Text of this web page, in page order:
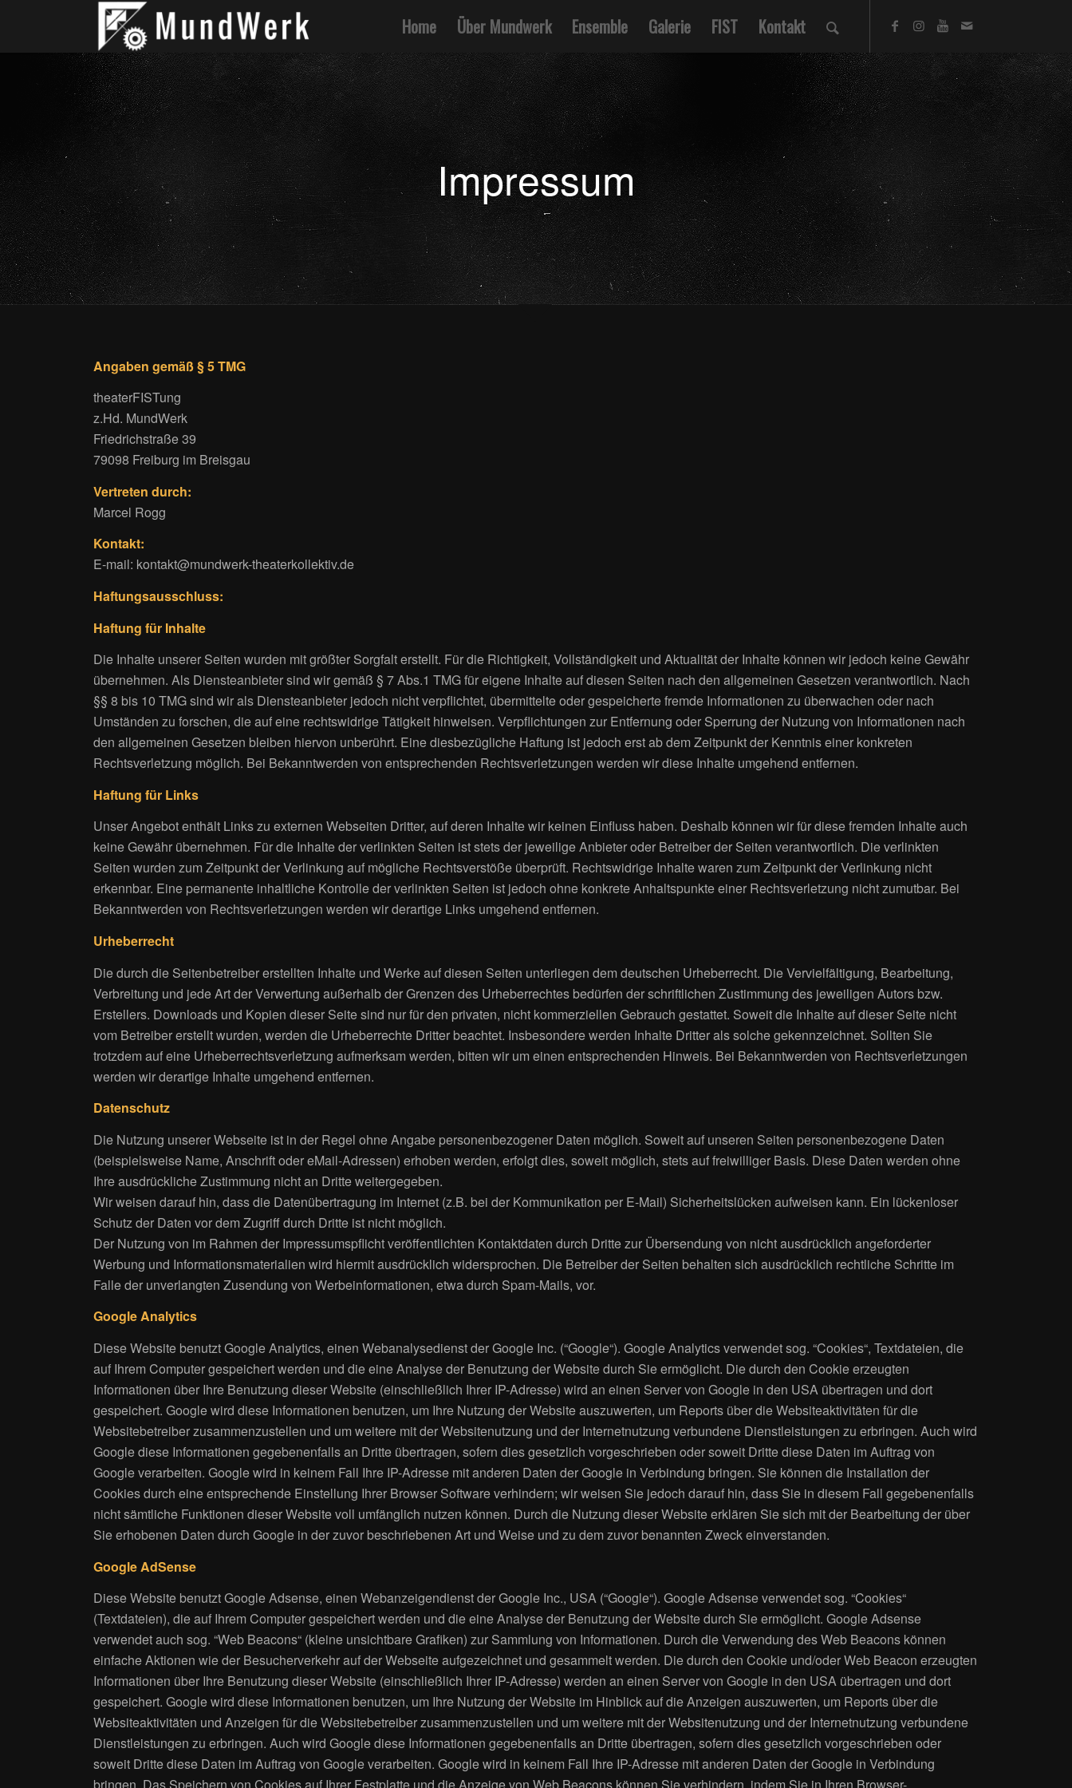
Home Über Mundwerk Ensemble Galerie FIST Kontakt
Impressum
Angaben gemäß § 5 TMG
theaterFISTung
z.Hd. MundWerk
Friedrichstraße 39
79098 Freiburg im Breisgau
Vertreten durch:
Marcel Rogg
Kontakt:
E-mail: kontakt@mundwerk-theaterkollektiv.de
Haftungsausschluss:
Haftung für Inhalte
Die Inhalte unserer Seiten wurden mit größter Sorgfalt erstellt. Für die Richtigkeit, Vollständigkeit und Aktualität der Inhalte können wir jedoch keine Gewähr
übernehmen. Als Diensteanbieter sind wir gemäß § 7 Abs.1 TMG für eigene Inhalte auf diesen Seiten nach den allgemeinen Gesetzen verantwortlich. Nach
§§ 8 bis 10 TMG sind wir als Diensteanbieter jedoch nicht verpflichtet, übermittelte oder gespeicherte fremde Informationen zu überwachen oder nach
Umständen zu forschen, die auf eine rechtswidrige Tätigkeit hinweisen. Verpflichtungen zur Entfernung oder Sperrung der Nutzung von Informationen nach
den allgemeinen Gesetzen bleiben hiervon unberührt. Eine diesbezügliche Haftung ist jedoch erst ab dem Zeitpunkt der Kenntnis einer konkreten
Rechtsverletzung möglich. Bei Bekanntwerden von entsprechenden Rechtsverletzungen werden wir diese Inhalte umgehend entfernen.
Haftung für Links
Unser Angebot enthält Links zu externen Webseiten Dritter, auf deren Inhalte wir keinen Einfluss haben. Deshalb können wir für diese fremden Inhalte auch
keine Gewähr übernehmen. Für die Inhalte der verlinkten Seiten ist stets der jeweilige Anbieter oder Betreiber der Seiten verantwortlich. Die verlinkten
Seiten wurden zum Zeitpunkt der Verlinkung auf mögliche Rechtsverstöße überprüft. Rechtswidrige Inhalte waren zum Zeitpunkt der Verlinkung nicht
erkennbar. Eine permanente inhaltliche Kontrolle der verlinkten Seiten ist jedoch ohne konkrete Anhaltspunkte einer Rechtsverletzung nicht zumutbar. Bei
Bekanntwerden von Rechtsverletzungen werden wir derartige Links umgehend entfernen.
Urheberrecht
Die durch die Seitenbetreiber erstellten Inhalte und Werke auf diesen Seiten unterliegen dem deutschen Urheberrecht. Die Vervielfältigung, Bearbeitung,
Verbreitung und jede Art der Verwertung außerhalb der Grenzen des Urheberrechtes bedürfen der schriftlichen Zustimmung des jeweiligen Autors bzw.
Erstellers. Downloads und Kopien dieser Seite sind nur für den privaten, nicht kommerziellen Gebrauch gestattet. Soweit die Inhalte auf dieser Seite nicht
vom Betreiber erstellt wurden, werden die Urheberrechte Dritter beachtet. Insbesondere werden Inhalte Dritter als solche gekennzeichnet. Sollten Sie
trotzdem auf eine Urheberrechtsverletzung aufmerksam werden, bitten wir um einen entsprechenden Hinweis. Bei Bekanntwerden von Rechtsverletzungen
werden wir derartige Inhalte umgehend entfernen.
Datenschutz
Die Nutzung unserer Webseite ist in der Regel ohne Angabe personenbezogener Daten möglich. Soweit auf unseren Seiten personenbezogene Daten
(beispielsweise Name, Anschrift oder eMail-Adressen) erhoben werden, erfolgt dies, soweit möglich, stets auf freiwilliger Basis. Diese Daten werden ohne
Ihre ausdrückliche Zustimmung nicht an Dritte weitergegeben.
Wir weisen darauf hin, dass die Datenübertragung im Internet (z.B. bei der Kommunikation per E-Mail) Sicherheitslücken aufweisen kann. Ein lückenloser
Schutz der Daten vor dem Zugriff durch Dritte ist nicht möglich.
Der Nutzung von im Rahmen der Impressumspflicht veröffentlichten Kontaktdaten durch Dritte zur Übersendung von nicht ausdrücklich angeforderter
Werbung und Informationsmaterialien wird hiermit ausdrücklich widersprochen. Die Betreiber der Seiten behalten sich ausdrücklich rechtliche Schritte im
Falle der unverlangten Zusendung von Werbeinformationen, etwa durch Spam-Mails, vor.
Google Analytics
Diese Website benutzt Google Analytics, einen Webanalysedienst der Google Inc. (“Google“). Google Analytics verwendet sog. “Cookies“, Textdateien, die
auf Ihrem Computer gespeichert werden und die eine Analyse der Benutzung der Website durch Sie ermöglicht. Die durch den Cookie erzeugten
Informationen über Ihre Benutzung dieser Website (einschließlich Ihrer IP-Adresse) wird an einen Server von Google in den USA übertragen und dort
gespeichert. Google wird diese Informationen benutzen, um Ihre Nutzung der Website auszuwerten, um Reports über die Websiteaktivitäten für die
Websitebetreiber zusammenzustellen und um weitere mit der Websitenutzung und der Internetnutzung verbundene Dienstleistungen zu erbringen. Auch wird
Google diese Informationen gegebenenfalls an Dritte übertragen, sofern dies gesetzlich vorgeschrieben oder soweit Dritte diese Daten im Auftrag von
Google verarbeiten. Google wird in keinem Fall Ihre IP-Adresse mit anderen Daten der Google in Verbindung bringen. Sie können die Installation der
Cookies durch eine entsprechende Einstellung Ihrer Browser Software verhindern; wir weisen Sie jedoch darauf hin, dass Sie in diesem Fall gegebenenfalls
nicht sämtliche Funktionen dieser Website voll umfänglich nutzen können. Durch die Nutzung dieser Website erklären Sie sich mit der Bearbeitung der über
Sie erhobenen Daten durch Google in der zuvor beschriebenen Art und Weise und zu dem zuvor benannten Zweck einverstanden.
Google AdSense
Diese Website benutzt Google Adsense, einen Webanzeigendienst der Google Inc., USA (“Google“). Google Adsense verwendet sog. “Cookies“
(Textdateien), die auf Ihrem Computer gespeichert werden und die eine Analyse der Benutzung der Website durch Sie ermöglicht. Google Adsense
verwendet auch sog. “Web Beacons“ (kleine unsichtbare Grafiken) zur Sammlung von Informationen. Durch die Verwendung des Web Beacons können
einfache Aktionen wie der Besucherverkehr auf der Webseite aufgezeichnet und gesammelt werden. Die durch den Cookie und/oder Web Beacon erzeugten
Informationen über Ihre Benutzung dieser Website (einschließlich Ihrer IP-Adresse) werden an einen Server von Google in den USA übertragen und dort
gespeichert. Google wird diese Informationen benutzen, um Ihre Nutzung der Website im Hinblick auf die Anzeigen auszuwerten, um Reports über die
Websiteaktivitäten und Anzeigen für die Websitebetreiber zusammenzustellen und um weitere mit der Websitenutzung und der Internetnutzung verbundene
Dienstleistungen zu erbringen. Auch wird Google diese Informationen gegebenenfalls an Dritte übertragen, sofern dies gesetzlich vorgeschrieben oder
soweit Dritte diese Daten im Auftrag von Google verarbeiten. Google wird in keinem Fall Ihre IP-Adresse mit anderen Daten der Google in Verbindung